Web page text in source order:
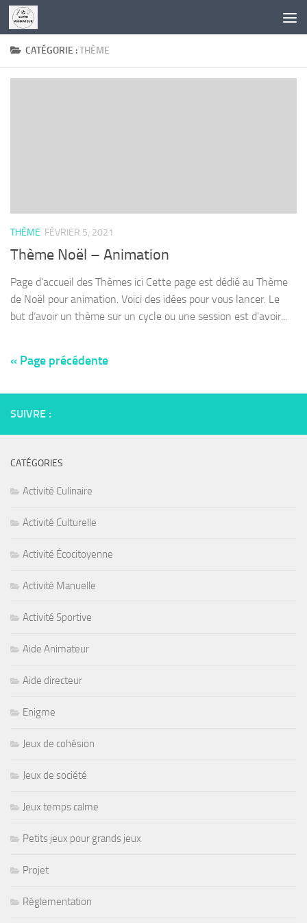
Skip to content
CATÉGORIE :THÈME
THÈME FÉVRIER 5, 2021
Thème Noël – Animation
Page d’accueil des Thèmes ici Cette page est dédié au Thème
de Noël pour animation. Voici des idées pour vous lancer. Le
but d’avoir un thème sur un cycle ou une session est d’avoir...
« Page précédente
SUIVRE :
CATÉGORIES
Activité Culinaire
Activité Culturelle
Activité Écocitoyenne
Activité Manuelle
Activité Sportive
Aide Animateur
Aide directeur
Enigme
Jeux de cohésion
Jeux de société
Jeux temps calme
Petits jeux pour grands jeux
Projet
Réglementation